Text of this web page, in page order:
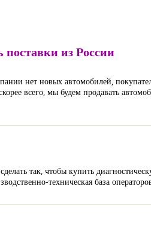
из России
нет новых автомобилей,
всего, мы будем продавать
так, чтобы купить
техническая база